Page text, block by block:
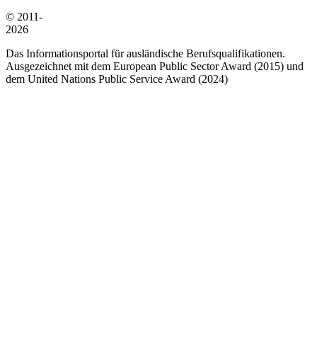
© 2011-
2026
Das Informationsportal für ausländische Berufsqualifikationen.
Ausgezeichnet mit dem European Public Sector Award (2015) und
dem United Nations Public Service Award (2024)